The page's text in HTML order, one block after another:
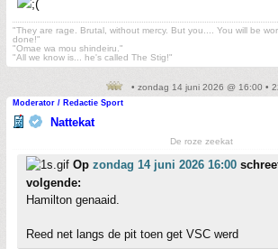
"They are rage. Brutal, without mercy. But you.... You will be
done!"
"Omae wa mou shindeiru."
"All we know is... he's called The Stig!"
• zondag 14 juni 2026 @ 16:00 •
Moderator / Redactie Sport
Nattekat
De roze zeekat
Op zondag 14 juni 2026 16:00
volgende:
Hamilton genaaid.
Reed net langs de pit toen get VSC werd